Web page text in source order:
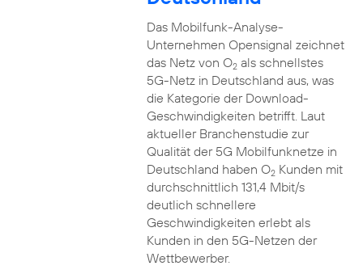
Das Mobilfunk-Analyse-
Unternehmen Opensignal zeichnet
das Netz von O2als schnellstes
5G-Netz in Deutschland aus, was
die Kategorie der Download-
Geschwindigkeiten betrifft. Laut
aktueller Branchenstudie zur
Qualität der 5G Mobilfunknetze in
Deutschland haben O2Kunden mit
durchschnittlich 131,4 Mbit/s
deutlich schnellere
Geschwindigkeiten erlebt als
Kunden in den 5G-Netzen der
Wettbewerber.